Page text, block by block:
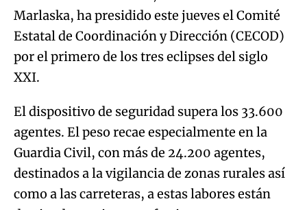
XXI.
El dispositivo de seguridad supera los 33.600
agentes. El peso recae especialmente en la
Guardia Civil, con más de 24.200 agentes,
destinados a la vigilancia de zonas rurales así
como a las carreteras, a estas labores están
destinados casi 2.500 efectivos.
Grande-Marlaska ha aprovechado la puesta en
marcha del CECOD para pedir a la ciudadanía